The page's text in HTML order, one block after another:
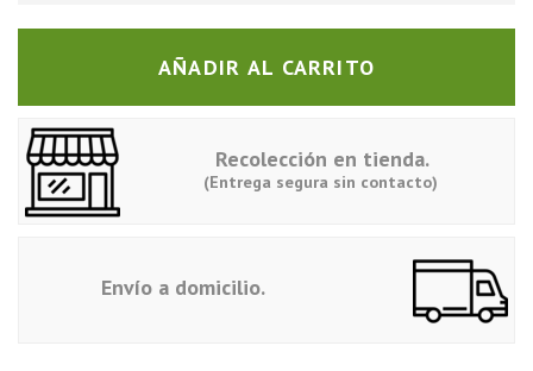
AÑADIR AL CARRITO
Recolección en tienda.
(Entrega segura sin contacto)
Envío a domicilio.